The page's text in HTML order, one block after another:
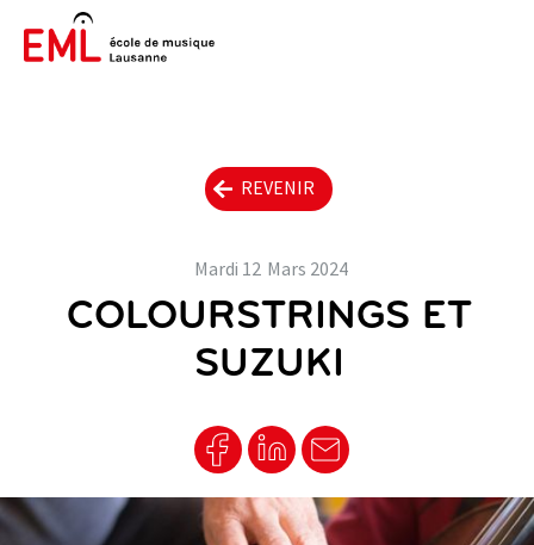
REVENIR
Mardi 12 Mars 2024
COLOURSTRINGS ET
SUZUKI